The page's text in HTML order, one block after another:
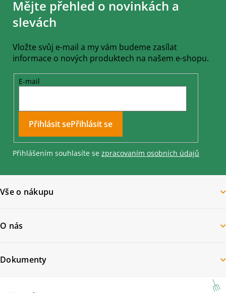
Mějte přehled o novinkách a
slevách
Vložte svůj e-mail a my vám budeme zasílat
informace o nových produktech na našem e-shopu.
E-mail
Přihlásit se
Přihlášením souhlasíte se zpracovaním osobních údajů
Vše o nákupu
O nás
Dokumenty